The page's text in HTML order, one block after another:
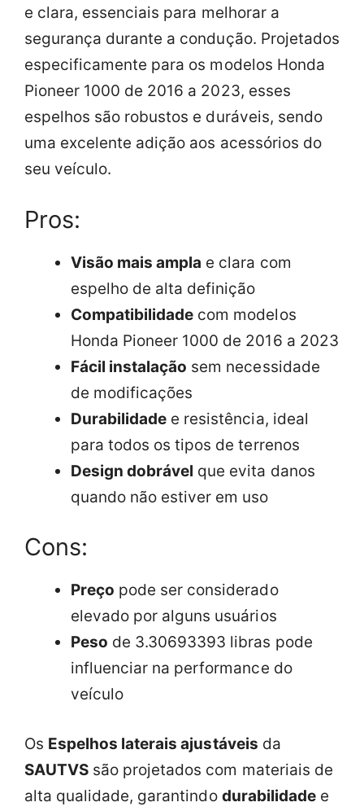
e clara, essenciais para melhorar a
segurança durante a condução. Projetados
especificamente para os modelos Honda
Pioneer 1000 de 2016 a 2023, esses
espelhos são robustos e duráveis, sendo
uma excelente adição aos acessórios do
seu veículo.
Pros:
Visão mais ampla e clara com
espelho de alta definição
Compatibilidade com modelos
Honda Pioneer 1000 de 2016 a 2023
Fácil instalação sem necessidade
de modificações
Durabilidade e resistência, ideal
para todos os tipos de terrenos
Design dobrável que evita danos
quando não estiver em uso
Cons:
Preço pode ser considerado
elevado por alguns usuários
Peso de 3.30693393 libras pode
influenciar na performance do
veículo
Os Espelhos laterais ajustáveis da
SAUTVS são projetados com materiais de
alta qualidade, garantindo durabilidadee